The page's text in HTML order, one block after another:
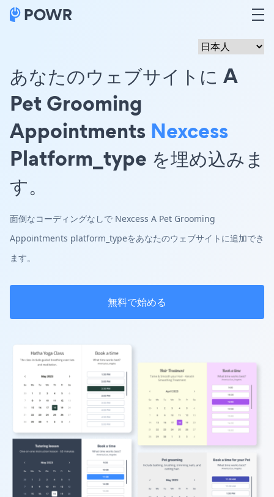
あなたのウェブサイトに A
Pet Grooming
Appointments Nexcess
Platform_type を埋め込みま
す。
面倒なコーディングなしで Nexcess A Pet Grooming
Appointments platform_typeをあなたのウェブサイトに追加でき
ます。
無料で始める